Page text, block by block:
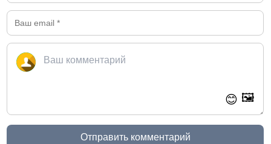
😊 🖼️
Отправить комментарий